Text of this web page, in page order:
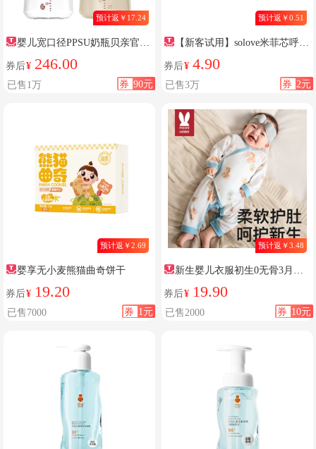
预计返￥17.24
婴儿宽口径PPSU奶瓶贝亲官方
旗舰
券后¥ 246.00
券 90元
已售1万
预计返￥0.51
【新客试用】solove米菲芯呼吸
纸尿裤拉拉裤超薄瞬吸试用装5片
券后¥ 4.90
券 2元
已售3万
预计返￥2.69
婴享无小麦熊猫曲奇饼干
券后¥ 19.20
券 1元
已售7000
预计返￥3.48
新生婴儿衣服初生0无骨3月四
季通用偏襟系带100%纯棉哈衣连
券后¥ 19.90
券 10元
已售2000